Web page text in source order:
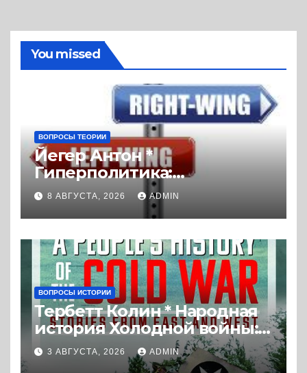
You missed
ВОПРОСЫ ТЕОРИИ
Йегер Антон *
Гиперполитика:
Экстремальная
политизация без
политических
последствий (2026) *
Реферат книги
8 АВГУСТА, 2026 ADMIN
ВОПРОСЫ ИСТОРИИ
Тербетт Колин * Народная
история Холодной войны:
истории с Востока и Запада
(2023) * Реферат книги
3 АВГУСТА, 2026 ADMIN